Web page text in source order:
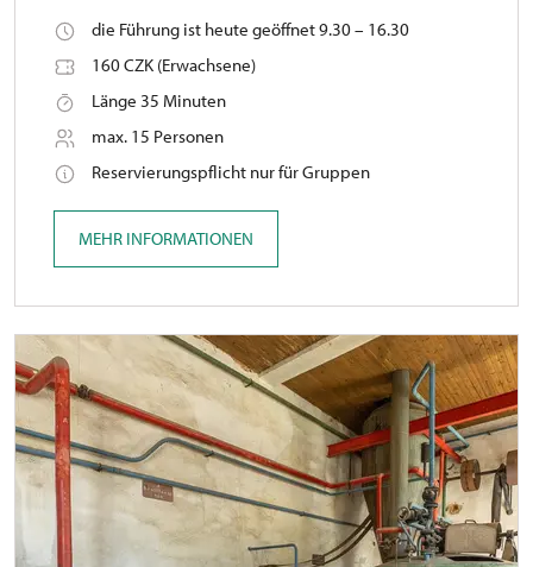
die Führung ist heute geöffnet 9.30 – 16.30
160 CZK (Erwachsene)
Länge 35 Minuten
max. 15 Personen
Reservierungspflicht nur für Gruppen
MEHR INFORMATIONEN